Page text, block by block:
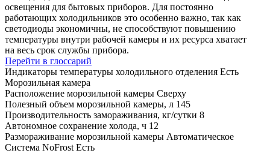
освещения для бытовых приборов. Для постоянно
работающих холодильников это особенно важно, так как
светодиоды экономичны, не способствуют повышению
температуры внутри рабочей камеры и их ресурса хватает
на весь срок службы прибора.
Перейти в глоссарий
Индикаторы температуры холодильного отделения Есть
Морозильная камера
Расположение морозильной камеры Сверху
Полезный объем морозильной камеры, л 145
Производительность замораживания, кг/сутки 8
Автономное сохранение холода, ч 12
Размораживание морозильной камеры Автоматическое
Система NoFrost Есть